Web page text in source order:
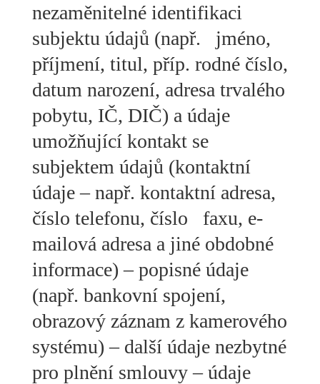
nezaměnitelné identifikaci
subjektu údajů (např. jméno,
příjmení, titul, příp. rodné číslo,
datum narození, adresa trvalého
pobytu, IČ, DIČ) a údaje
umožňující kontakt se
subjektem údajů (kontaktní
údaje – např. kontaktní adresa,
číslo telefonu, číslo faxu, e-
mailová adresa a jiné obdobné
informace) – popisné údaje
(např. bankovní spojení,
obrazový záznam z kamerového
systému) – další údaje nezbytné
pro plnění smlouvy – údaje